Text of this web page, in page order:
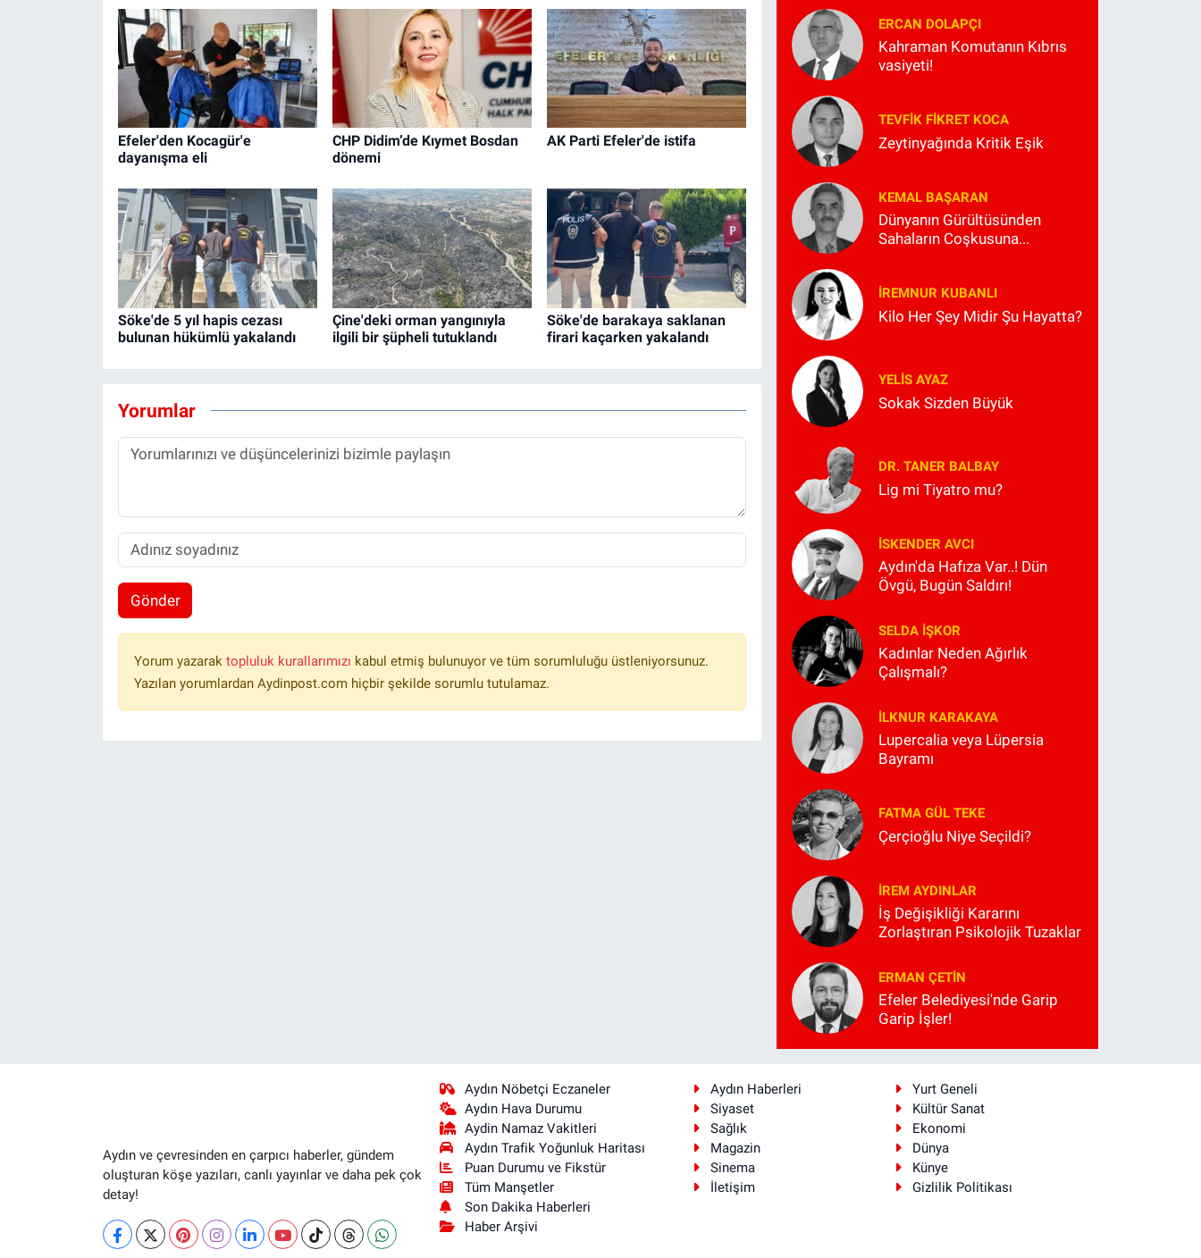
Efeler'den Kocagür'e
dayanışma eli
CHP Didim’de Kıymet Bosdan
dönemi
AK Parti Efeler'de istifa
Söke'de 5 yıl hapis cezası
bulunan hükümlü yakalandı
Çine'deki orman yangınıyla
ilgili bir şüpheli tutuklandı
Söke'de barakaya saklanan
firari kaçarken yakalandı
Yorumlar
Gönder
Yorum yazarak topluluk kurallarımızı kabul etmiş bulunuyor ve tüm sorumluluğu üstleniyorsunuz.
Yazılan yorumlardan Aydinpost.com hiçbir şekilde sorumlu tutulamaz.
ERCAN DOLAPÇI
Kahraman Komutanın Kıbrıs
vasiyeti!
TEVFIK FIKRET KOCA
Zeytinyağında Kritik Eşik
KEMAL BAŞARAN
Dünyanın Gürültüsünden
Sahaların Coşkusuna...
İREMNUR KUBANLI
Kilo Her Şey Midir Şu Hayatta?
YELIS AYAZ
Sokak Sizden Büyük
DR. TANER BALBAY
Lig mi Tiyatro mu?
İSKENDER AVCI
Aydın'da Hafıza Var..! Dün
Övgü, Bugün Saldırı!
SELDA İŞKOR
Kadınlar Neden Ağırlık
Çalışmalı?
İLKNUR KARAKAYA
Lupercalia veya Lüpersia
Bayramı
FATMA GÜL TEKE
Çerçioğlu Niye Seçildi?
İREM AYDINLAR
İş Değişikliği Kararını
Zorlaştıran Psikolojik Tuzaklar
ERMAN ÇETIN
Efeler Belediyesi'nde Garip
Garip İşler!
Aydın ve çevresinden en çarpıcı haberler, gündem
oluşturan köşe yazıları, canlı yayınlar ve daha pek çok
detay!
Aydın Nöbetçi Eczaneler
Aydın Hava Durumu
Aydin Namaz Vakitleri
Aydın Trafik Yoğunluk Haritası
Puan Durumu ve Fikstür
Tüm Manşetler
Son Dakika Haberleri
Haber Arşivi
Aydın Haberleri
Yurt Geneli
Siyaset
Kültür Sanat
Sağlık
Ekonomi
Magazin
Dünya
Sinema
Künye
İletişim
Gizlilik Politikası